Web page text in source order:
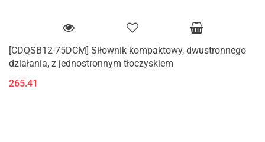
[CDQSB12-75DCM] Siłownik kompaktowy, dwustronnego
działania, z jednostronnym tłoczyskiem
265.41